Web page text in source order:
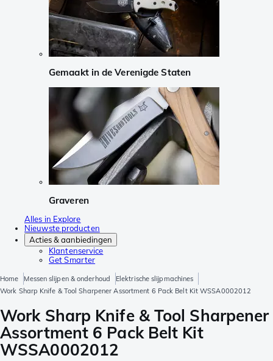
Gemaakt in de Verenigde Staten
Graveren
Alles in Explore
Nieuwste producten
Acties & aanbiedingen
Klantenservice
Get Smarter
Home Messen slijpen & onderhoud
Elektrische slijpmachines
Work Sharp Knife & Tool Sharpener Assortment 6 Pack Belt Kit WSSA0002012
Work Sharp Knife & Tool Sharpener
Assortment 6 Pack Belt Kit
WSSA0002012